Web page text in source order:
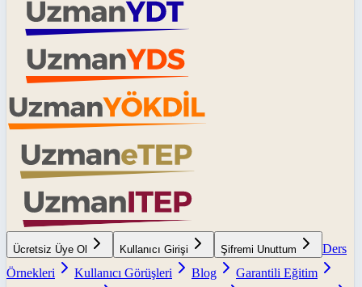
Ücretsiz Üye Ol Kullanıcı Girişi Şifremi Unuttum
Ders
Örnekleri
Kullanıcı Görüşleri Blog
Garantili Eğitim